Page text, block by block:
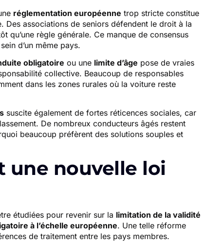
réglementation européenne trop stricte constitue
Des associations de seniors défendent le droit à la
qu’une règle générale. Ce manque de consensus
d’un même pays.
obligatoire ou une limite d’âge pose de vraies
collective. Beaucoup de responsables
dans les zones rurales où la voiture reste
suscite également de fortes réticences sociales, car
De nombreux conducteurs âgés restent
beaucoup préfèrent des solutions souples et
une nouvelle loi
étudiées pour revenir sur la limitation de la validité
à l’échelle européenne. Une telle réforme
de traitement entre les pays membres.